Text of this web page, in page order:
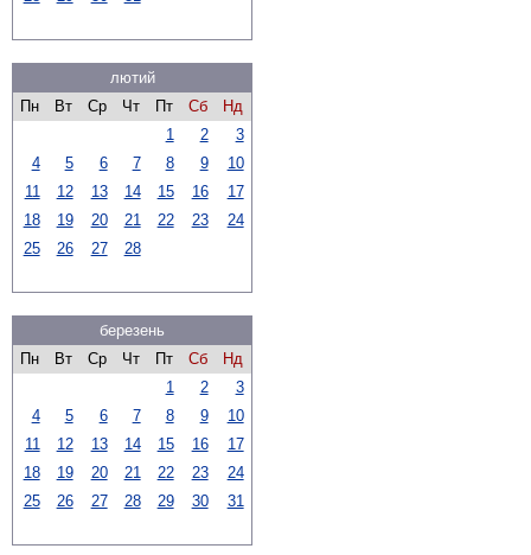
лютий
Пн
Вт Ср Чт Пт Сб
Нд
1
2
3
4
5 6 7 8 9
10
11
12 13 14 15 16
17
18
19 20 21 22 23
24
25
26 27 28
березень
Пн
Вт Ср Чт Пт Сб
Нд
1
2
3
4
5 6 7 8 9
10
11
12 13 14 15 16
17
18
19 20 21 22 23
24
25
26 27 28 29 30 31